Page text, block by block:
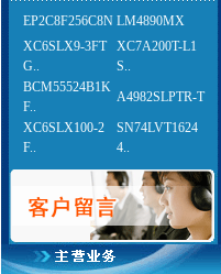
EP2C8F256C8N LM4890MX
XC6SLX9-3FT
G..
XC7A200T-L1
S..
BCM55524B1K
F..
A4982SLPTR-T
XC6SLX100-2
F..
SN74LVT1624
4..